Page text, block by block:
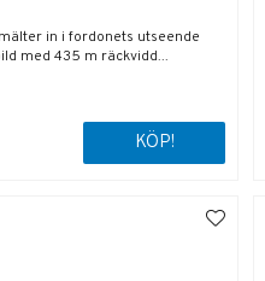
in i fordonets utseende
med 435 m räckvidd...
KÖP!